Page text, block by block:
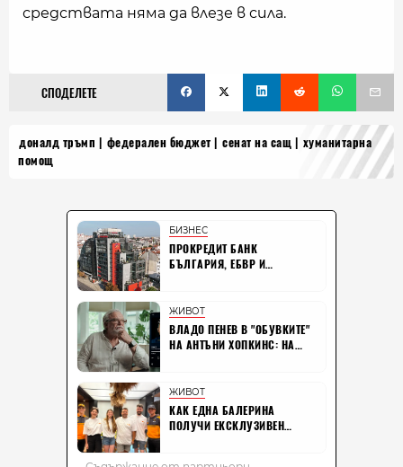
средствата няма да влезе в сила.
СПОДЕЛЕТЕ
доналд тръмп федерален бюджет сенат на сащ
хуманитарна
помощ